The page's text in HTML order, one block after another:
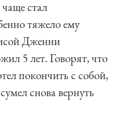
чаще стал
тяжело ему
Дженни
5 лет. Говорят, что
покончить с собой,
снова вернуть